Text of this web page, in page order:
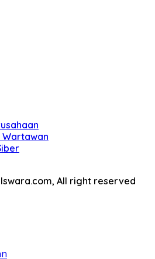
Wartawan
All right reserved